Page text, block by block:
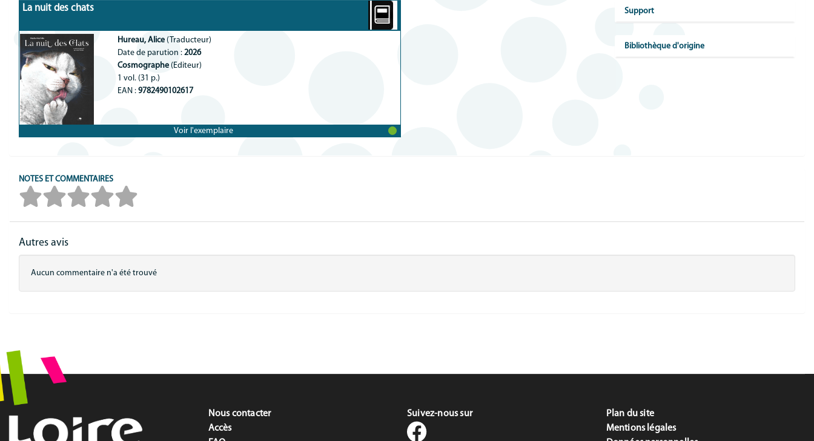
La nuit des chats
Hureau, Alice (Traducteur)
Date de parution : 2026
Cosmographe (Editeur)
1 vol. (31 p.)
EAN : 9782490102617
Voir l'exemplaire
Support
Bibliothèque d'origine
NOTES ET COMMENTAIRES
Autres avis
Aucun commentaire n'a été trouvé
Nous contacter
Accès
Suivez-nous sur
Plan du site
Mentions légales